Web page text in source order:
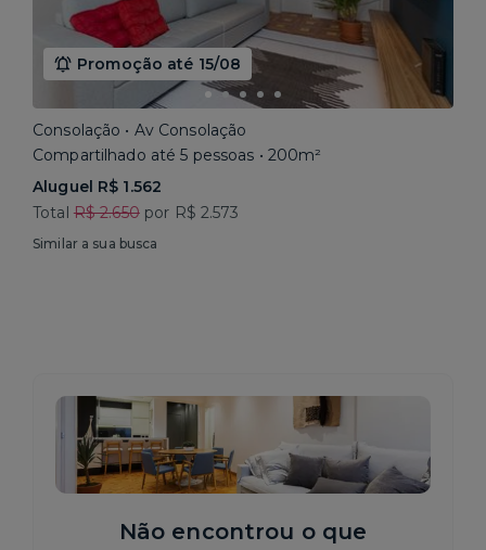
Promoção até 15/08
Consolação • Av Consolação
Compartilhado até 5 pessoas • 200m²
Aluguel R$ 1.562
Total R$ 2.650por R$ 2.573
Similar a sua busca
Não encontrou o que